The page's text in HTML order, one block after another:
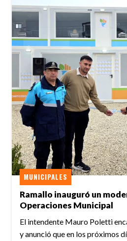
Ramallo inauguró un
Operaciones Municipal
MUNICIPALES
El intendente Mauro Poletti
y anunció que en los próximos